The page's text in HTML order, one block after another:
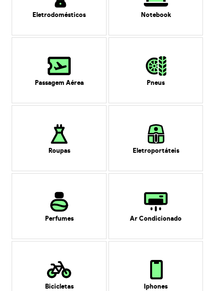
Eletrodomésticos Notebook
Passagem Aérea Pneus
Roupas Eletroportáteis
Perfumes Ar Condicionado
Bicicletas Iphones